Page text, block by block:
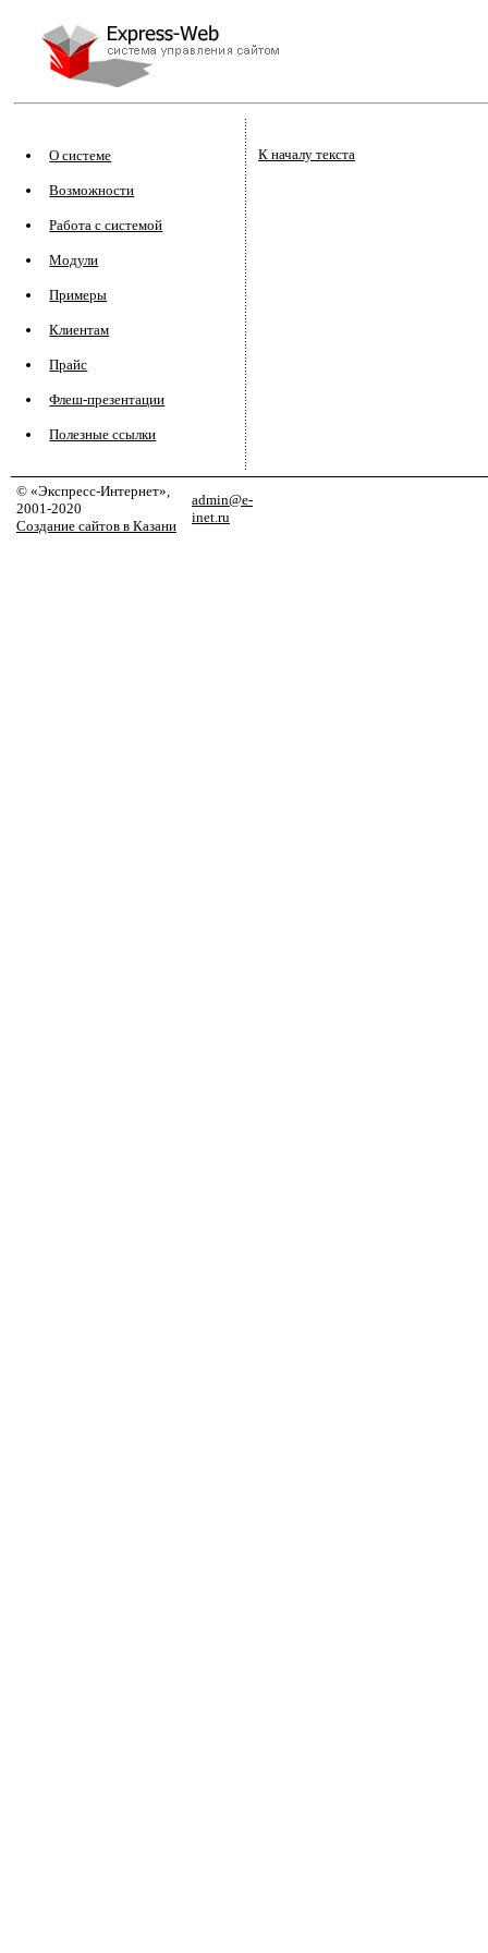
О системе
Возможности
Работа с системой
Модули
Примеры
Клиентам
Прайс
Флеш-презентации
Полезные ссылки
К началу текста
© «Экспресс-Интернет»,
2001-2020
Создание сайтов в Казани
admin@e-
inet.ru